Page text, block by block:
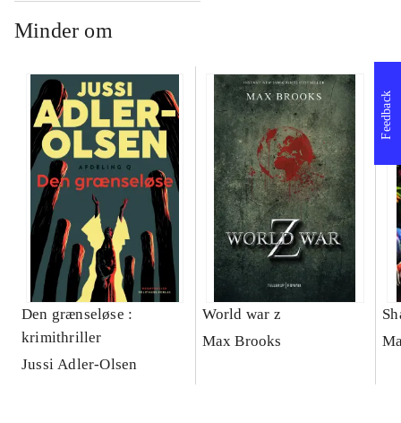
Minder om
Den grænseløse :
krimithriller
Jussi Adler-Olsen
World war z
Max Brooks
Feedback